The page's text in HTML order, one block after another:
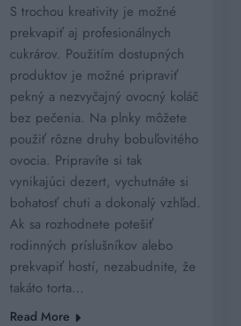
S trochou kreativity je možné
prekvapiť aj profesionálnych
cukrárov. Použitím dostupných
produktov je možné pripraviť
pekný a nezvyčajný ovocný koláč
bez pečenia. Na plnky môžete
použiť rôzne druhy bobuľovitého
ovocia. Pripravíte si tak
vynikajúci dezert, vychutnáte si
bohatosť chuti a dokonalý vzhľad.
Ak sa rozhodnete potešiť
rodinných príslušníkov alebo
prekvapiť hostí, nezabudnite, že
takáto torta…
Read More